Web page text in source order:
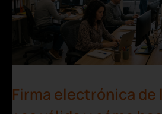
Firma electrónica de